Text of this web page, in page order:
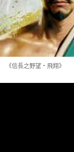
《信長之野望・飛翔》